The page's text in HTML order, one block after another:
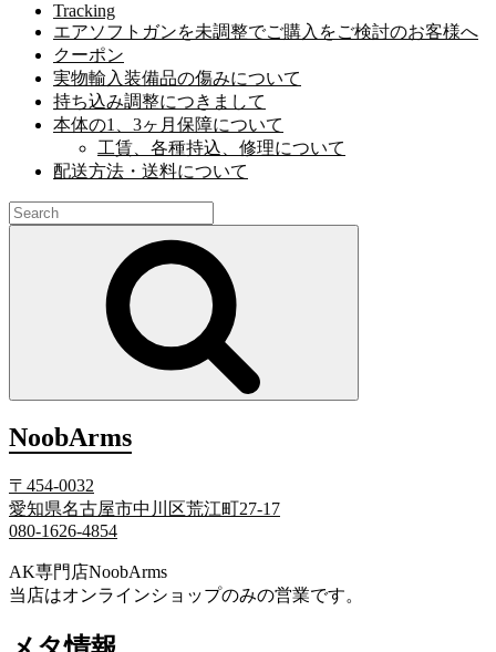
Tracking
エアソフトガンを未調整でご購入をご検討のお客様へ
クーポン
実物輸入装備品の傷みについて
持ち込み調整につきまして
本体の1、3ヶ月保障について
工賃、各種持込、修理について
配送方法・送料について
Search
for:
NoobArms
〒454-0032
愛知県名古屋市中川区荒江町27-17
080-1626-4854
AK専門店NoobArms
当店はオンラインショップのみの営業です。